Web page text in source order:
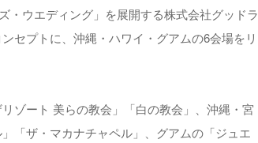
・ウエディング」を展開する株式会社グッドラ
セプトに、沖縄・ハワイ・グアムの6会場をリ
ゾート 美らの教会」「白の教会」、沖縄・宮
「ザ・マカナチャペル」、グアムの「ジュエ